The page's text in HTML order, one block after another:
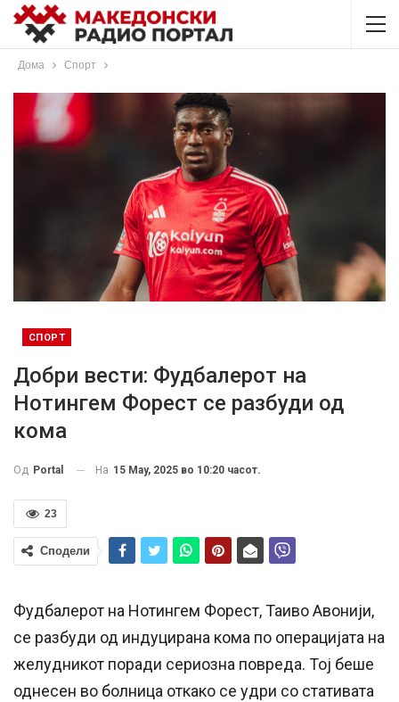
Дома Спорт
СПОРТ
Добри вести: Фудбалерот на
Нотингем Форест се разбуди од
кома
Од Portal На 15 May, 2025 во 10:20 часот.
23
Сподели
Фудбалерот на Нотингем Форест, Таиво Авониjи,
се разбуди од индуцирана кома по операцијата на
желудникот поради сериозна повреда. Toj беше
однесен во болница откако се удри со стативата